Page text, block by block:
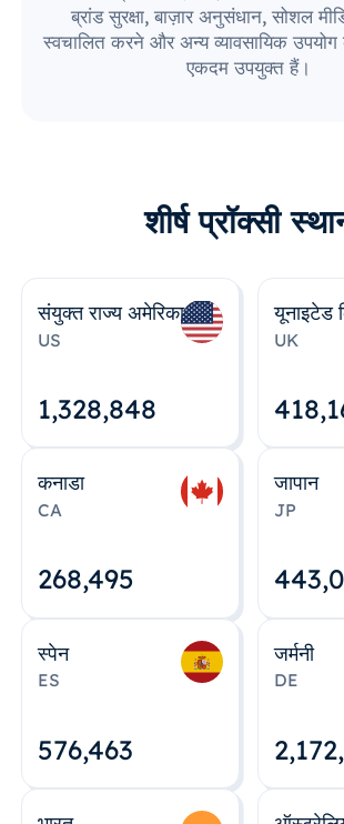
ब्रांड सुरक्षा, बाज़ार अनुसंधान, सोशल
स्वचालित करने और अन्य व्यावसायिक
एकदम उपयुक्त हैं।
शीर्ष प्रॉक्सी
संयुक्त राज्य अमेरिका
US
1,328,848
यूनाइटेड
UK
कनाडा
CA
268,495
जापान
JP
स्पेन
ES
576,463
जर्मनी
DE